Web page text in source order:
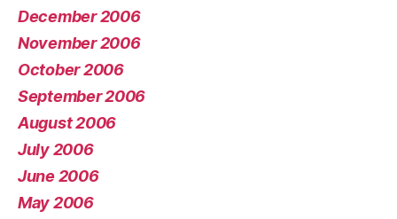
December 2006
November 2006
October 2006
September 2006
August 2006
July 2006
June 2006
May 2006